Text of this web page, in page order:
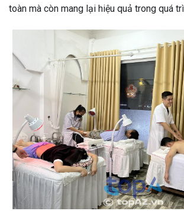
toàn mà còn mang lại hiệu quả trong quá